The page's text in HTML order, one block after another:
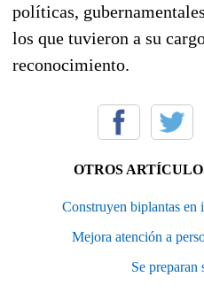
políticas,
los que tuvieron a su
reconocimiento.
OTROS
Construyen biplantas en
Mejora atención a
Se preparan